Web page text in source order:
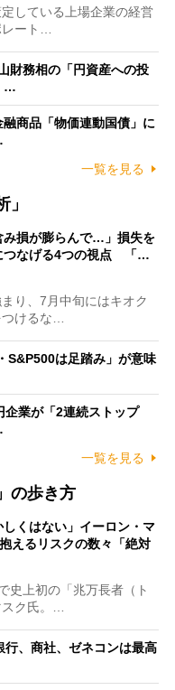
している上場企業の経営
ート…
財務相の「円資産への投
…
商品「物価連動国債」に
一覧を見る
み損が膨らんで…」損失を
つなげる4つの視点 「…
り、7月中旬にはキオク
けるな…
S&P500は足踏み」が意味
企業が「2連続ストップ
一覧を見る
の歩き方
しくはない」イーロン・マ
えるリスクの数々「絶対
史上初の「兆万長者（ト
ク氏。…
行、商社、ゼネコンは最高